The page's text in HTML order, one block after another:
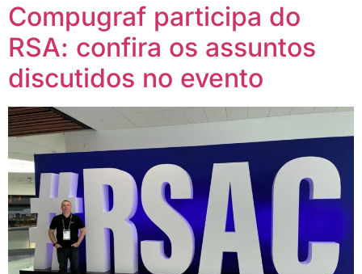
Compugraf participa do
RSA: confira os assuntos
discutidos no evento